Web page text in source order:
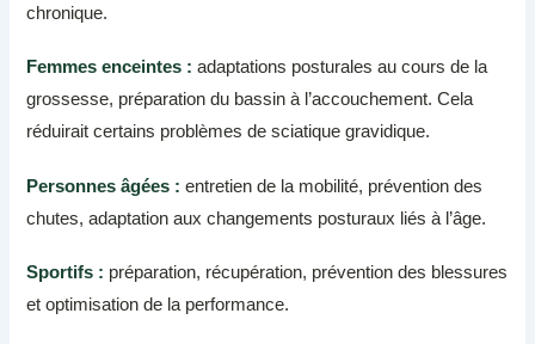
chronique.
Femmes enceintes : adaptations posturales au cours de la
grossesse, préparation du bassin à l’accouchement. Cela
réduirait certains problèmes de sciatique gravidique.
Personnes âgées : entretien de la mobilité, prévention des
chutes, adaptation aux changements posturaux liés à l’âge.
Sportifs : préparation, récupération, prévention des blessures
et optimisation de la performance.